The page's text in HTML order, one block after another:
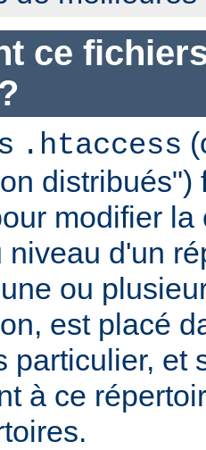
ce
.htaccess
distribués")
modifier
niveau d'un
ou
est placé
particulier, et
à ce